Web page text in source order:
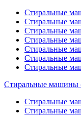
Стиральные
Стиральные
Стиральные
Стиральные
Стиральные
Стиральные
Стиральные
Стиральные машины
Стиральные
Стиральные